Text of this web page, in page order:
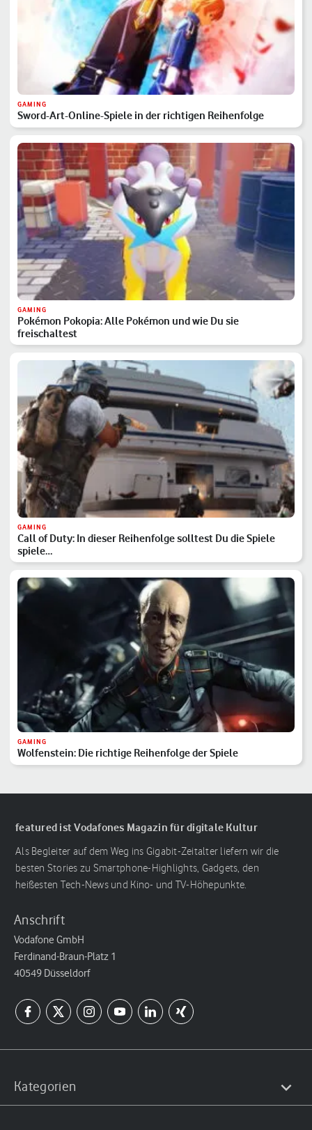
GAMING
Sword-Art-Online-Spiele in der richtigen Reihenfolge
GAMING
Pokémon Pokopia: Alle Pokémon und wie Du sie
freischaltest
GAMING
Call of Duty: In dieser Reihenfolge solltest Du die Spiele
spiele…
GAMING
Wolfenstein: Die richtige Reihenfolge der Spiele
featured ist Vodafones Magazin für digitale Kultur
Als Begleiter auf dem Weg ins Gigabit-Zeitalter liefern wir die
besten Stories zu Smartphone-Highlights, Gadgets, den
heißesten Tech-News und Kino- und TV-Höhepunkte.
Anschrift
Vodafone GmbH
Ferdinand-Braun-Platz 1
40549 Düsseldorf
Kategorien